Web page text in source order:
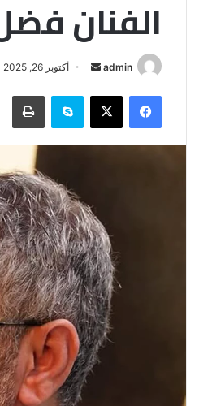
الفنان
admin
أرسل
إلكترونيا
أكتوبر 26, 2025
فيسبوك ‫X سكايب